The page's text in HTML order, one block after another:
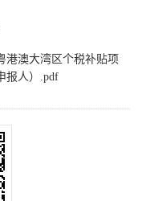
港澳大湾区个税补贴项
报人）.pdf